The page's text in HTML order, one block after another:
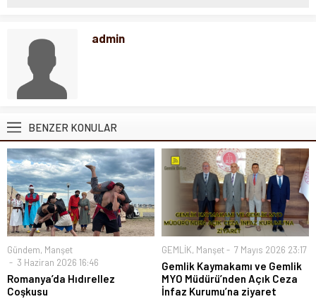
admin
BENZER KONULAR
Gündem, Manşet
3 Haziran 2026 16:46
Romanya’da Hıdırellez
Coşkusu
GEMLİK, Manşet 7 Mayıs 2026 23:17
Gemlik Kaymakamı ve Gemlik
MYO Müdürü’nden Açık Ceza
İnfaz Kurumu’na ziyaret